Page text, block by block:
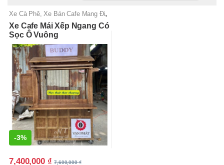
Xe Cà Phê, Xe Bán Cafe Mang Đi,
Xe Gỗ Bán Nước
Xe Cafe Mái Xếp Ngang Có
Sọc Ô Vuông
-3%
7,400,000 ₫ 7,600,000₫